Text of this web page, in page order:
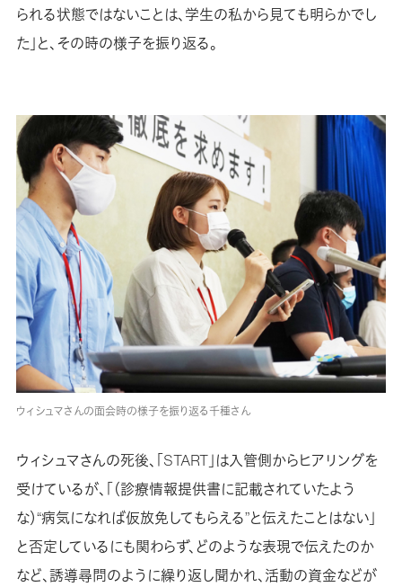
られる状態ではないことは、学生の私から見ても明らかでし
た」と、その時の様子を振り返る。
ウィシュマさんの面会時の様子を振り返る千種さん
ウィシュマさんの死後、「START」は入管側からヒアリングを
受けているが、「（診療情報提供書に記載されていたよう
な）“病気になれば仮放免してもらえる”と伝えたことはない」
と否定しているにも関わらず、どのような表現で伝えたのか
など、誘導尋問のように繰り返し聞かれ、活動の資金などが